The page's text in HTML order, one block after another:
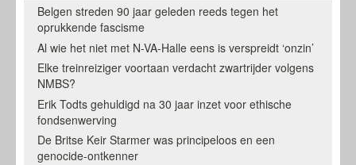
Belgen streden 90 jaar geleden reeds tegen het
oprukkende fascisme
Al wie het niet met N-VA-Halle eens is verspreidt ‘onzin’
Elke treinreiziger voortaan verdacht zwartrijder volgens
NMBS?
Erik Todts gehuldigd na 30 jaar inzet voor ethische
fondsenwerving
De Britse Keir Starmer was principeloos en een
genocide-ontkenner